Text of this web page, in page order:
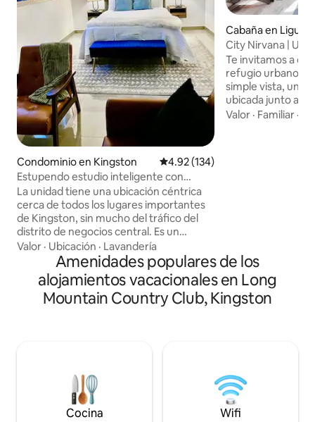
Condominio en Kingston Calificación promedio: 4.92 de
4.92 (134)
Estupendo estudio inteligente con
piscina y vistas a la ciudad
La unidad tiene una ubicación céntrica
cerca de todos los lugares importantes
de Kingston, sin mucho del tráfico del
distrito de negocios central. Es un
estudio único y cuidado, decorado con
sensibilidades refinadas de la era
moderna de mediados de siglo. Viene
totalmente equipado con todas las
comodidades necesarias para tener una
de agricultores, la estación de policía, la
farmacia y el cajero automático.
Valor · Ubicación · Lavandería
Cabaña en
City Nirvana |
Relájate y disfruta
Te invitamos a
refugio urbano
simple vista, una
ubicada junto a
zona de
nos encantaría
Valor · Familiar ·
Amenidades populares de los
alojamientos vacacionales en Long
Mountain Country Club, Kingston
Cocina Wifi